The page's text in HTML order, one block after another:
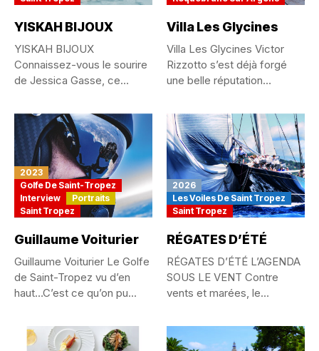
YISKAH BIJOUX
YISKAH BIJOUX
Connaissez-vous le sourire
de Jessica Gasse, ce
Villa Les Glycines
Villa Les Glycines Victor
Rizzotto s’est déjà forgé
une belle réputation
2023
Golfe De Saint-Tropez
Interview
Portraits
Saint Tropez
Guillaume Voiturier
Guillaume Voiturier Le Golfe
de Saint-Tropez vu d’en
haut…C’est ce qu’on pu...
2026
Les Voiles De Saint Tropez
Saint Tropez
RÉGATES D’ÉTÉ
RÉGATES D’ÉTÉ L’AGENDA
SOUS LE VENT Contre
vents et marées, le